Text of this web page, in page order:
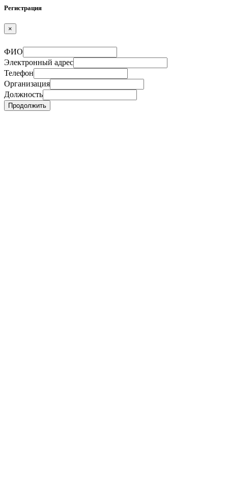
Регистрация
×
ФИО
Электронный адрес
Телефон
Организация
Должность
Продолжить